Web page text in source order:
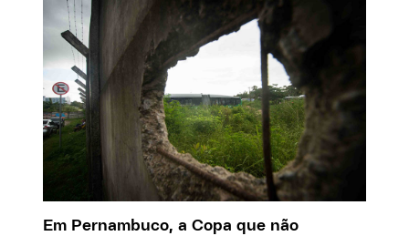
Em Pernambuco, a Copa que não